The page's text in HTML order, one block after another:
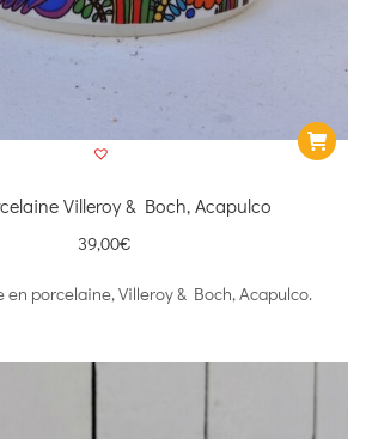
Villeroy & Boch, Acapulco
39,00€
en porcelaine, Villeroy & Boch, Acapulco.